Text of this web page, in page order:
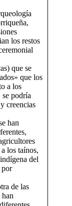
los restos
que se
que los
a los
se podría
creencias
han
los taínos,
del
por
de las